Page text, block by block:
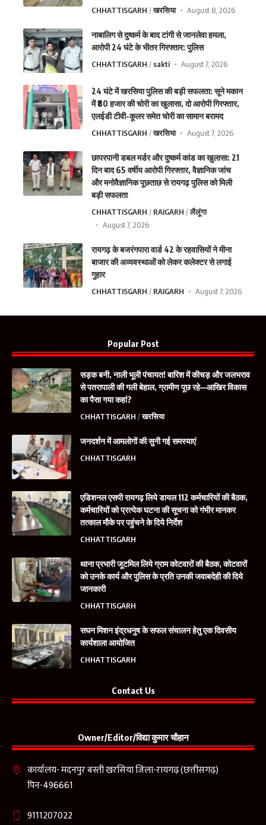
CHHATTISGARH खरसिया August 8, 2026
नाबालिग से दुष्कर्म के बाद टांगी से जानलेवा हमला,
आरोपी 24 घंटे के भीतर गिरफ्तार: पुलिस
CHHATTISGARH sakti August 7, 2026
24 घंटे में खरसिया पुलिस की बड़ी सफलता: सूने मकान
में ₹80 हजार की चोरी का खुलासा, दो आरोपी गिरफ्तार,
एलईडी टीवी-कूलर समेत चोरी का सामान बरामद
CHHATTISGARH खरसिया August 7, 2026
छापरपानी डबल मर्डर और दुष्कर्म कांड का खुलासा: 21
दिन बाद 65 वर्षीय आरोपी गिरफ्तार, वैज्ञानिक जांच
और मनोवैज्ञानिक पूछताछ से रायगढ़ पुलिस को मिली
बड़ी सफलता
CHHATTISGARH RAIGARH
लैलूंगा
August 7, 2026
रायगढ़ के बजरंगपारा वार्ड 42 के रहवासियों ने मीना
बाजार की अव्यवस्थाओं को लेकर कलेक्टर से लगाई
गुहार
CHHATTISGARH RAIGARH August 7, 2026
Popular Post
सड़क बनी, नाली भूली पंचायत! बारिश में कीचड़ और जलभराव
से पतरापाली की गली बेहाल, ग्रामीण पूछ रहे—आखिर विकास
का पैसा गया कहां?
CHHATTISGARH खरसिया
जनदर्शन में आमलोगों की सुनी गई समस्याएं
CHHATTISGARH
एडिशनल एसपी रायगढ़ लिये डायल 112 कर्मचारियों की बैठक,
कर्मचारियों को प्रत्येक घटना की सूचना को गंभीर मानकर
तत्काल मौके पर पहुंचने के दिये निर्देश
CHHATTISGARH
थाना प्रभारी जूटमिल लिये ग्राम कोटवारों की बैठक, कोटवारों
को उनके कार्य और पुलिस के प्रति उनकी जवाबदेही की दिये
जानकारी
CHHATTISGARH
सघन मिशन इंद्रधनुष के सफल संचालन हेतु एक दिवसीय
कार्यशाला आयोजित
CHHATTISGARH
Contact Us
Owner/Editor/विद्या कुमार चौहान
कार्यालय- मदनपुर बस्ती खरसिया जिला-रायगढ़ (छत्तीसगढ़)
पिन-496661
9111207022